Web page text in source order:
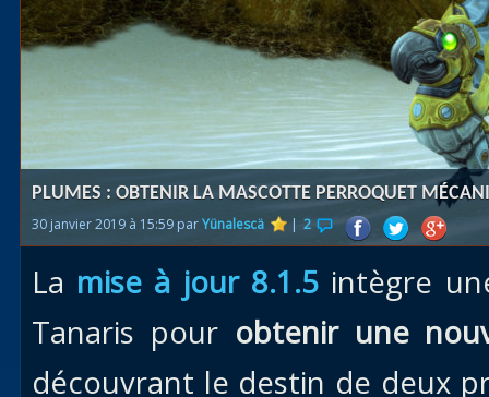
Coeur
Races
alliées
des îles
le vol
PLUMES : OBTENIR LA MASCOTTE PERROQUET
30 janvier 2019 à 15:59 parYünalescä | 2
La mise à jour 8.1.5 intègre
Tanaris pourobtenir une
découvrant le destin de deux